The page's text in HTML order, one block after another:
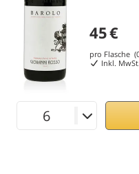
45€
pro Flasche
Inkl.